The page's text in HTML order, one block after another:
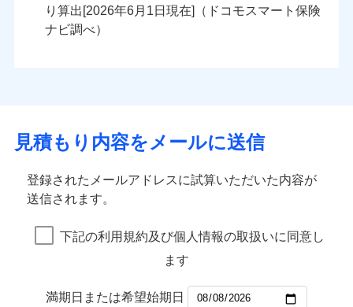
り算出[
年 月
日現在]（ドコモスマート保険
ナビ調べ）
見積もり内容をメールに送信
登録されたメールアドレスに試算いただいた内容が
送信されます。
下記の利用規約及び個人情報の取扱いに同意し
ます
満期日または希望始期日